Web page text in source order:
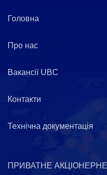
Головна
Про нас
Вакансії UBC
Контакти
Технічна документація
ПРИВАТНЕ